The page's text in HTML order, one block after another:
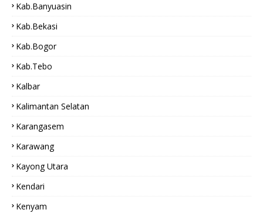
Kab.Banyuasin
Kab.bekasi
Kab.Bogor
Kab.tebo
Kalbar
Kalimantan Selatan
Karangasem
Karawang
Kayong Utara
Kendari
Kenyam